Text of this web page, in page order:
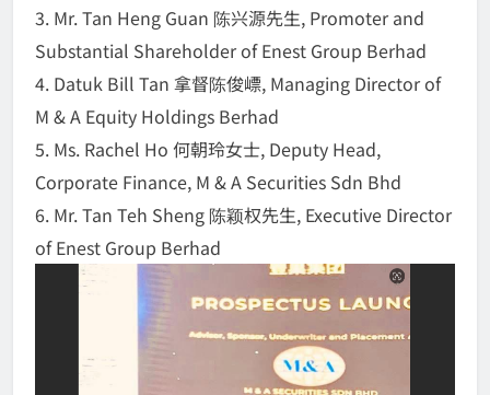
3. Mr. Tan Heng Guan 陈兴源先生, Promoter and
Substantial Shareholder of Enest Group Berhad
4. Datuk Bill Tan 拿督陈俊㟽, Managing Director of
M & A Equity Holdings Berhad
5. Ms. Rachel Ho 何朝玲女士, Deputy Head,
Corporate Finance, M & A Securities Sdn Bhd
6. ⁠Mr. Tan Teh Sheng 陈颖权先生, Executive Director
of Enest Group Berhad